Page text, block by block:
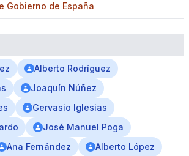
Gobierno de España
Alberto Rodríguez
Joaquín Núñez
Gervasio Iglesias
José Manuel Poga
Ana Fernández Alberto López